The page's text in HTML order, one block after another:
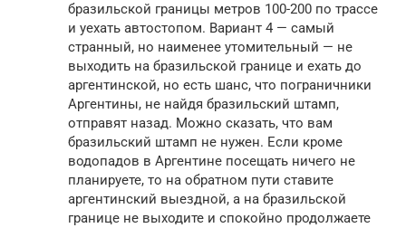
бразильской границы метров 100-200 по трассе
и уехать автостопом. Вариант 4 — самый
странный, но наименее утомительный — не
выходить на бразильской границе и ехать до
аргентинской, но есть шанс, что пограничники
Аргентины, не найдя бразильский штамп,
отправят назад. Можно сказать, что вам
бразильский штамп не нужен. Если кроме
водопадов в Аргентине посещать ничего не
планируете, то на обратном пути ставите
аргентинский выездной, а на бразильской
границе не выходите и спокойно продолжаете